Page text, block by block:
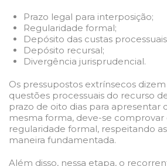
Prazo legal para interposição;
Regularidade formal;
Depósito das custas
Depósito recursal;
Divergência jurisprudencial.
Os pressupostos extrínsecos
questões processuais do recurso
prazo de oito dias para apresentar
mesma forma, deve-se comprovar
regularidade formal, respeitando
maneira fundamentada.
Além disso, nessa etapa, o